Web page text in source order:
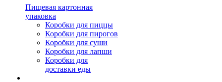
Пищевая картонная
упаковка
Коробки для пиццы
Коробки для пирогов
Коробки для суши
Коробки для лапши
Коробки для
доставки еды